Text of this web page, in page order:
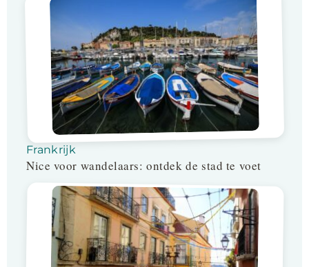
Frankrijk
Nice voor wandelaars: ontdek de stad te voet